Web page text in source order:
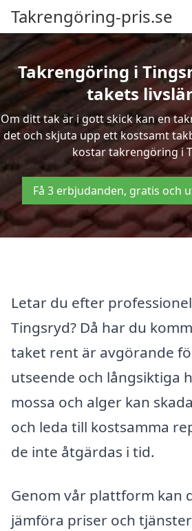
Takrengöring-pris.se
Takrengöring i
takets
Om ditt tak är i gott skick kan en
det och skjuta upp ett kostsamt
kostar takrengöring i
Få 3 erbjudanden, gratis och
Letar du efter
Tingsryd? Då har du
taket rent är avgörande
utseende och långsiktiga
mossa och alger kan
och leda till kostsamma
de inte åtgärdas i tid.
Genom vår plattform kan
jämföra priser och